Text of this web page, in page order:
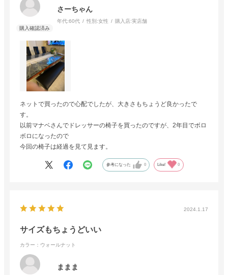
さーちゃん
年代:60代 性別:女性 購入店:実店舗
ネットで買ったので心配でしたが、大きさもちょうど良かったで
す。
以前マナベさんでドレッサーの椅子を買ったのですが、2年目でボロ
ボロになったので
今回の椅子は経過を見て見ます。
参考になった 0 Like! 0
2024.1.17
サイズもちょうどいい
カラー：ウォールナット
ままま